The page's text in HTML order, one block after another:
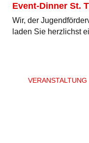
Event-Dinner St.
Wir, der
laden Sie herzlichst
VERANSTALTUNG